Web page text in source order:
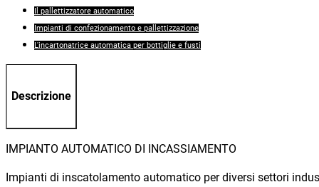
Il pallettizzatore automatico
Impianti di confezionamento e pallettizzazione
L'incartonatrice automatica per bottiglie e fusti
Descrizione
IMPIANTO AUTOMATICO DI INCASSIAMENTO
Impianti di inscatolamento automatico per diversi settori